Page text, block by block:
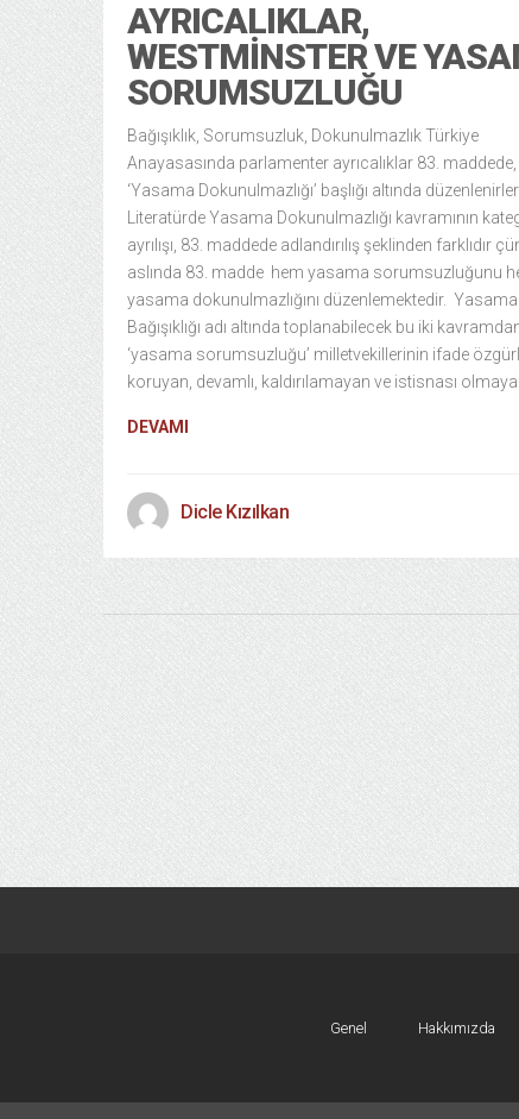
AYRICALIKLAR,
WESTMINSTER VE
SORUMSUZLUĞU
Bağışıklık, Sorumsuzluk, Dokunulmazlık Türkiye
Anayasasında parlamenter ayrıcalıklar 83. maddede,
‘Yasama Dokunulmazlığı’ başlığı altında düzenlenirler.
Literatürde Yasama Dokunulmazlığı kavramının
ayrılışı, 83. maddede adlandırılış şeklinden farklıdır
aslında 83. madde hem yasama sorumsuzluğunu
yasama dokunulmazlığını düzenlemektedir. Yasama
Bağışıklığı adı altında toplanabilecek bu iki
‘yasama sorumsuzluğu’ milletvekillerinin ifade
koruyan, devamlı, kaldırılamayan ve istisnası
DEVAMI
Dicle Kızılkan
Genel Hakkımızda